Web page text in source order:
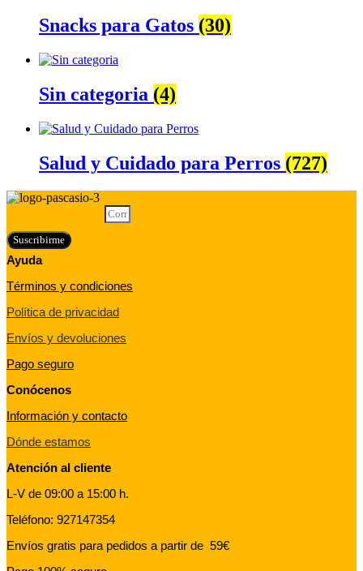
Snacks para Gatos (30)
Sin categoria (4)
Salud y Cuidado para Perros (727)
Suscribirme
Ayuda
Términos y condiciones
Política de privacidad
Envíos y devoluciones
Pago seguro
Conócenos
Información y contacto
Dónde estamos
Atención al cliente
L-V de 09:00 a 15:00 h.
Teléfono: 927147354
Envíos gratis para pedidos a partir de 59€